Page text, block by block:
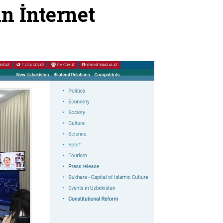
İnternet